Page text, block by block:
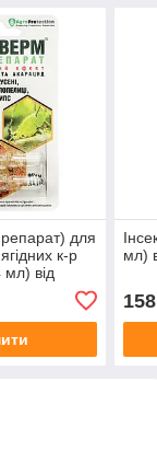
для
ягідних к-р
від
мл)
158